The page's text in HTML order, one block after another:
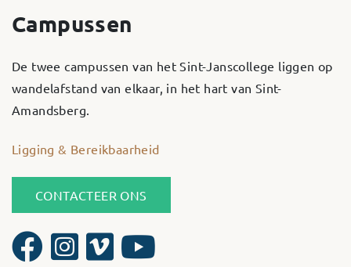
Campussen
De twee campussen van het Sint-Janscollege liggen op
wandelafstand van elkaar, in het hart van Sint-
Amandsberg.
Ligging & Bereikbaarheid
CONTACTEER ONS